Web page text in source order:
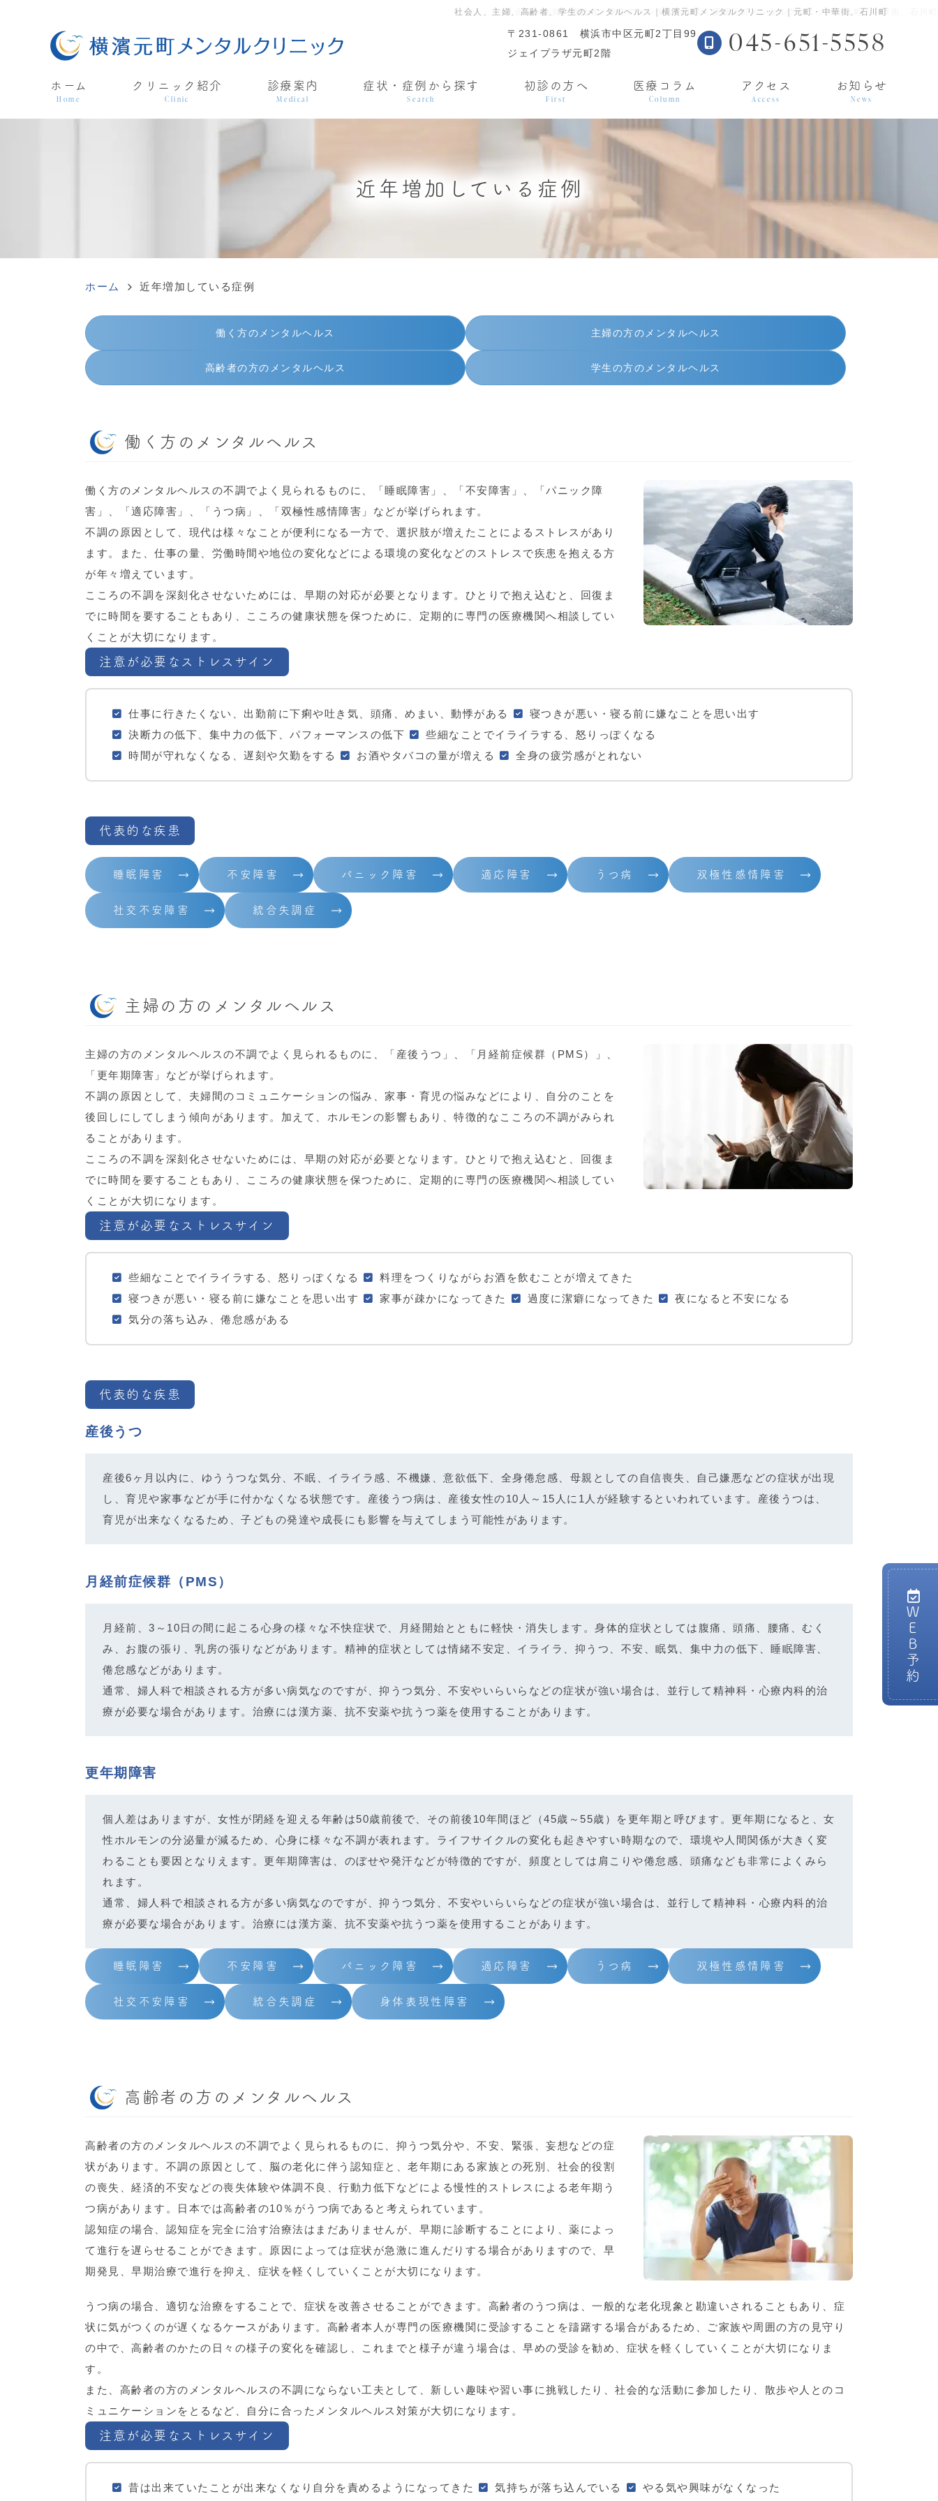
社会人、主婦、高齢者、学生のメンタルヘルス｜横濱元町メンタルクリニック｜元町・中華街、石川町
〒231-0861
横浜市中区元町2丁目99
ジェイプラザ元町2階
045-651-5558
ホーム
Home
クリニック紹介
Clinic
診療案内
Medical
症状・症例から探す
Search
初診の方へ
First
医療コラム
Column
アクセス
Access
お知らせ
News
ＷＥＢ予約
近年増加している症例
社会人、主婦、高齢者、学生のメンタルヘルス｜横濱元町メンタルクリニック｜元町・中華街、石川町
ホーム 近年増加している症例
働く方のメンタルヘルス 主婦の方のメンタルヘルス
高齢者の方のメンタルヘルス 学生の方のメンタルヘルス
働く方のメンタルヘルス
働く方のメンタルヘルスの不調でよく見られるものに、「睡眠障害」、「不安障害」、「パニック障
害」、「適応障害」、「うつ病」、「双極性感情障害」などが挙げられます。
不調の原因として、現代は様々なことが便利になる一方で、選択肢が増えたことによるストレスがあり
ます。また、仕事の量、労働時間や地位の変化などによる環境の変化などのストレスで疾患を抱える方
が年々増えています。
こころの不調を深刻化させないためには、早期の対応が必要となります。ひとりで抱え込むと、回復ま
でに時間を要することもあり、こころの健康状態を保つために、定期的に専門の医療機関へ相談してい
くことが大切になります。
注意が必要なストレスサイン
仕事に行きたくない、出勤前に下痢や吐き気、頭痛、めまい、動悸がある
寝つきが悪い・寝る前に嫌なことを思い出す
決断力の低下、集中力の低下、パフォーマンスの低下
些細なことでイライラする、怒りっぽくなる
時間が守れなくなる、遅刻や欠勤をする
お酒やタバコの量が増える 全身の疲労感がとれない
代表的な疾患
睡眠障害 不安障害 パニック障害 適応障害 うつ病 双極性感情障害
社交不安障害 統合失調症
主婦の方のメンタルヘルス
主婦の方のメンタルヘルスの不調でよく見られるものに、「産後うつ」、「月経前症候群（PMS）」、
「更年期障害」などが挙げられます。
不調の原因として、夫婦間のコミュニケーションの悩み、家事・育児の悩みなどにより、自分のことを
後回しにしてしまう傾向があります。加えて、ホルモンの影響もあり、特徴的なこころの不調がみられ
ることがあります。
こころの不調を深刻化させないためには、早期の対応が必要となります。ひとりで抱え込むと、回復ま
でに時間を要することもあり、こころの健康状態を保つために、定期的に専門の医療機関へ相談してい
くことが大切になります。
注意が必要なストレスサイン
些細なことでイライラする、怒りっぽくなる
料理をつくりながらお酒を飲むことが増えてきた
寝つきが悪い・寝る前に嫌なことを思い出す
家事が疎かになってきた 過度に潔癖になってきた
夜になると不安になる
気分の落ち込み、倦怠感がある
代表的な疾患
産後うつ
産後6ヶ月以内に、ゆううつな気分、不眠、イライラ感、不機嫌、意欲低下、全身倦怠感、母親としての自信喪失、自己嫌悪などの症状が出現
し、育児や家事などが手に付かなくなる状態です。産後うつ病は、産後女性の10人～15人に1人が経験するといわれています。産後うつは、
育児が出来なくなるため、子どもの発達や成長にも影響を与えてしまう可能性があります。
月経前症候群（PMS）
月経前、3～10日の間に起こる心身の様々な不快症状で、月経開始とともに軽快・消失します。身体的症状としては腹痛、頭痛、腰痛、むく
み、お腹の張り、乳房の張りなどがあります。精神的症状としては情緒不安定、イライラ、抑うつ、不安、眠気、集中力の低下、睡眠障害、
倦怠感などがあります。
通常、婦人科で相談される方が多い病気なのですが、抑うつ気分、不安やいらいらなどの症状が強い場合は、並行して精神科・心療内科的治
療が必要な場合があります。治療には漢方薬、抗不安薬や抗うつ薬を使用することがあります。
更年期障害
個人差はありますが、女性が閉経を迎える年齢は50歳前後で、その前後10年間ほど（45歳～55歳）を更年期と呼びます。更年期になると、女
性ホルモンの分泌量が減るため、心身に様々な不調が表れます。ライフサイクルの変化も起きやすい時期なので、環境や人間関係が大きく変
わることも要因となりえます。更年期障害は、のぼせや発汗などが特徴的ですが、頻度としては肩こりや倦怠感、頭痛なども非常によくみら
れます。
通常、婦人科で相談される方が多い病気なのですが、抑うつ気分、不安やいらいらなどの症状が強い場合は、並行して精神科・心療内科的治
療が必要な場合があります。治療には漢方薬、抗不安薬や抗うつ薬を使用することがあります。
睡眠障害 不安障害 パニック障害 適応障害 うつ病 双極性感情障害
社交不安障害 統合失調症 身体表現性障害
高齢者の方のメンタルヘルス
高齢者の方のメンタルヘルスの不調でよく見られるものに、抑うつ気分や、不安、緊張、妄想などの症
状があります。不調の原因として、脳の老化に伴う認知症と、老年期にある家族との死別、社会的役割
の喪失、経済的不安などの喪失体験や体調不良、行動力低下などによる慢性的ストレスによる老年期う
つ病があります。日本では高齢者の10％がうつ病であると考えられています。
認知症の場合、認知症を完全に治す治療法はまだありませんが、早期に診断することにより、薬によっ
て進行を遅らせることができます。原因によっては症状が急激に進んだりする場合がありますので、早
期発見、早期治療で進行を抑え、症状を軽くしていくことが大切になります。
うつ病の場合、適切な治療をすることで、症状を改善させることができます。高齢者のうつ病は、一般的な老化現象と勘違いされることもあり、症
状に気がつくのが遅くなるケースがあります。高齢者本人が専門の医療機関に受診することを躊躇する場合があるため、ご家族や周囲の方の見守り
の中で、高齢者のかたの日々の様子の変化を確認し、これまでと様子が違う場合は、早めの受診を勧め、症状を軽くしていくことが大切になりま
す。
また、高齢者の方のメンタルヘルスの不調にならない工夫として、新しい趣味や習い事に挑戦したり、社会的な活動に参加したり、散歩や人とのコ
ミュニケーションをとるなど、自分に合ったメンタルヘルス対策が大切になります。
注意が必要なストレスサイン
昔は出来ていたことが出来なくなり自分を責めるようになってきた 気持ちが落ち込んでいる やる気や興味がなくなった